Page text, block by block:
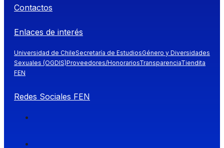
Contactos
Enlaces de interés
Universidad de ChileSecretaría de EstudiosGénero y Diversidades
Sexuales (OGDIS)Proveedores/HonorariosTransparenciaTiendita
FEN
Redes Sociales FEN